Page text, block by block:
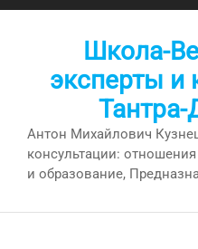
Перейти
Школа-
эксперты и
Антон Михайлович
консультации:
и образование,